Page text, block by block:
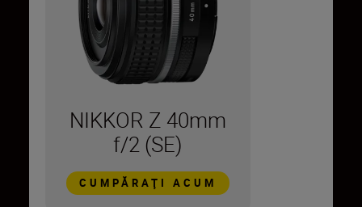
NIKKOR Z 40mm
f/2 (SE)
CUMPĂRAŢI ACUM